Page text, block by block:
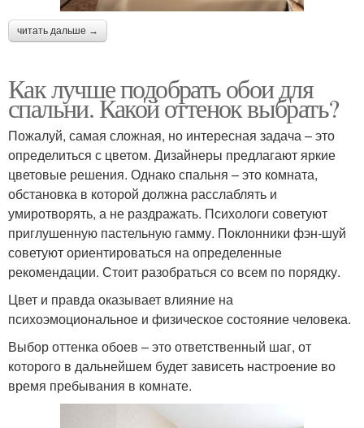
читать дальше →
Как лучше подобрать обои для
спальни. Какой оттенок выбрать?
Пожалуй, самая сложная, но интересная задача – это
определиться с цветом. Дизайнеры предлагают яркие
цветовые решения. Однако спальня – это комната,
обстановка в которой должна расслаблять и
умиротворять, а не раздражать. Психологи советуют
приглушенную пастельную гамму. Поклонники фэн-шуй
советуют ориентироваться на определенные
рекомендации. Стоит разобраться со всем по порядку.
Цвет и правда оказывает влияние на
психоэмоциональное и физическое состояние человека.
Выбор оттенка обоев – это ответственный шаг, от
которого в дальнейшем будет зависеть настроение во
время пребывания в комнате.